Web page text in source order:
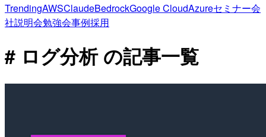
TrendingAWSClaudeBedrockGoogle CloudAzureセミナー会
社説明会勉強会事例採用
# ログ分析 の記事一覧